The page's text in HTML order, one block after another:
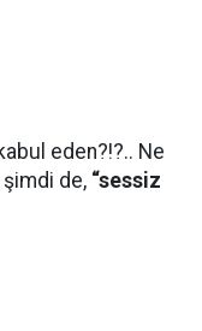
eden?!?.. Ne
şimdi de, “sessiz